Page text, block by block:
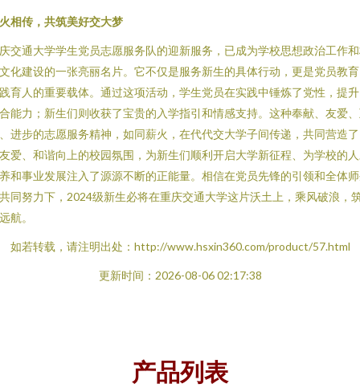
相传，共筑美好交大梦
交通大学学生党员志愿服务队的迎新服务，已成为学校思想政治工作
化建设的一张亮丽名片。它不仅是服务新生的具体行动，更是党员教
育人的重要载体。通过这项活动，学生党员在实践中锤炼了党性，提
能力；新生们则收获了宝贵的入学指引和情感支持。这种奉献、友爱
进步的志愿服务精神，如同薪火，在代代交大学子间传递，共同营造
爱、和谐向上的校园氛围，为新生们顺利开启大学新征程、为学校的
和事业发展注入了源源不断的正能量。相信在党员先锋的引领和全体
同努力下，2024级新生必将在重庆交通大学这片沃土上，乘风破浪，
航。
如若转载，请注明出处：http://www.hsxin360.com/product/57.html
更新时间：2026-08-06 02:17:38
产品列表